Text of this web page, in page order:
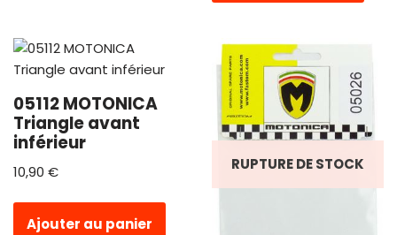
05112 MOTONICA
Triangle avant
inférieur
10,90 €
Ajouter au panier
RUPTURE DE STOCK